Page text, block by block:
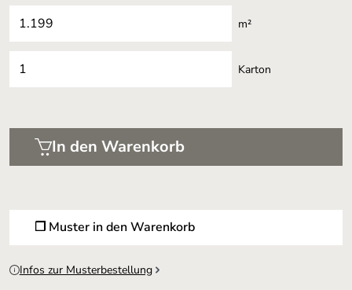
m²
Karton
In den Warenkorb
❐ Muster in den Warenkorb
Infos zur Musterbestellung